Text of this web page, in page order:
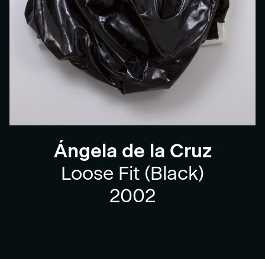
Ángela de la Cruz
Loose Fit (Black)
2002